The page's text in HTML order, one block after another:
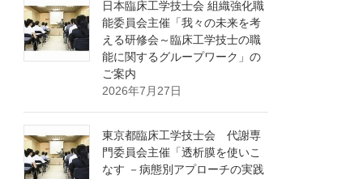
日本臨床工学技士会 組織強化職
能委員会主催「我々の未来を考
える研修会～臨床工学技士の職
能に関するグループワーク」の
ご案内
2026年7月27日
東京都臨床工学技士会 代謝専
門委員会主催「透析膜を使いこ
なす －病態別アプローチの実践